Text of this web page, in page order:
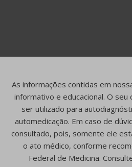
As informações contidas em
informativo e educacional. O
ser utilizado para
automedicação. Em caso de
consultado, pois, somente ele
o ato médico, conforme
Federal de Medicina.